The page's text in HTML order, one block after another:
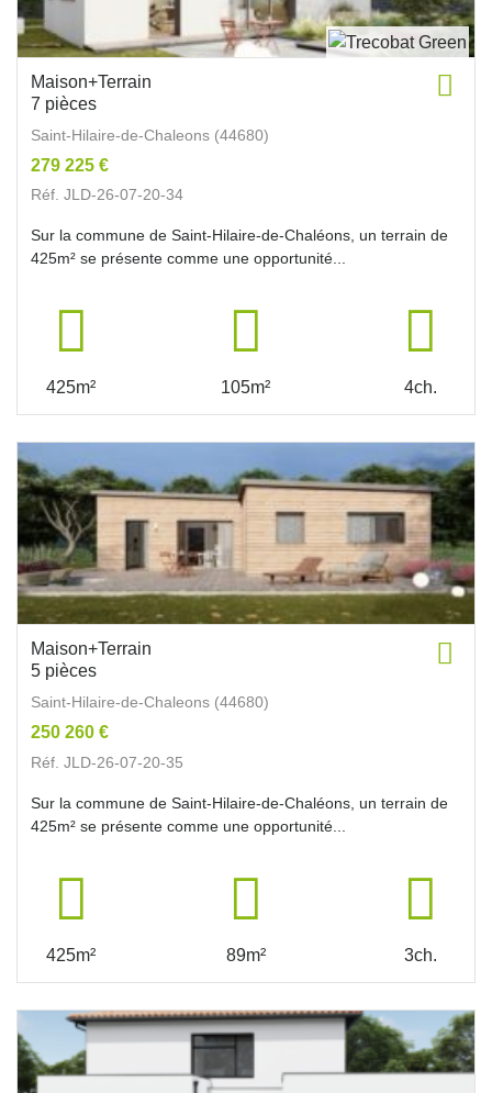
Maison+Terrain
7 pièces
Saint-Hilaire-de-Chaleons (44680)
279 225 €
Réf. JLD-26-07-20-34
Sur la commune de Saint-Hilaire-de-Chaléons, un terrain de
425m² se présente comme une opportunité...
425m² 105m² 4ch.
Maison+Terrain
5 pièces
Saint-Hilaire-de-Chaleons (44680)
250 260 €
Réf. JLD-26-07-20-35
Sur la commune de Saint-Hilaire-de-Chaléons, un terrain de
425m² se présente comme une opportunité...
425m² 89m² 3ch.